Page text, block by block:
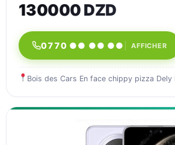
130000 DZD
0770 ●● ●● ●● AFFICHER
Bois des Cars En face chippy pizza Dely